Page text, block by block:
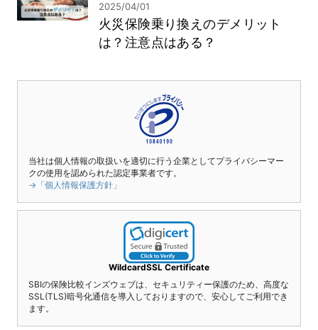
2025/04/01
火災保険乗り換えのデメリット
は？注意点はある？
当社は個人情報の取扱いを適切に行う企業としてプライバシーマー
クの使用を認められた認定事業者です。
→「個人情報保護方針」
WildcardSSL Certificate
SBIの保険比較インズウェブは、セキュリティー保護のため、高度な
SSL(TLS)暗号化通信を導入しておりますので、安心してご利用でき
ます。